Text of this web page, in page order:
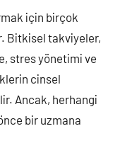
için birçok
Bitkisel takviyeler,
stres yönetimi ve
cinsel
Ancak, herhangi
bir uzmana